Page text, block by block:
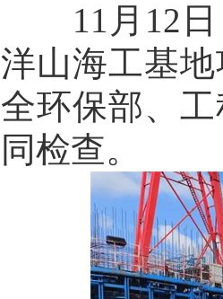
11月12日
洋山海工基
全环保部、
同检查。